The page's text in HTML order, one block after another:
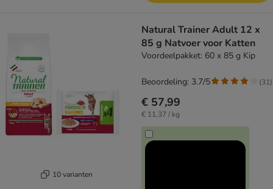
10 varianten
Natural Trainer Adult 12 x
85 g Natvoer voor Katten
Voordeelpakket: 60 x 85 g Kip
€ 57,99
€ 11,37 / kg
Beoordeling: 3.7/5 (31)